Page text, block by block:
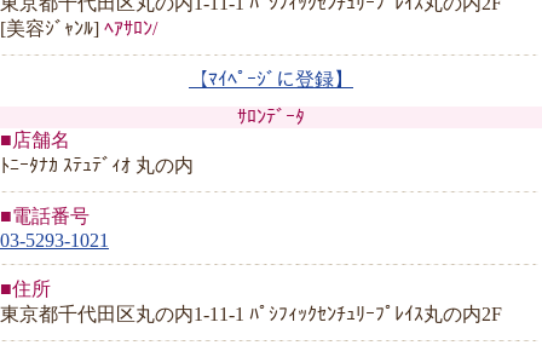
[美容ｼﾞｬﾝﾙ] ﾍｱｻﾛﾝ/
【ﾏｲﾍﾟｰｼﾞに登録】
ｻﾛﾝﾃﾞｰﾀ
■店舗名
ﾄﾆｰﾀﾅｶ ｽﾃｭﾃﾞｨｵ 丸の内
■電話番号
03-5293-1021
■住所
東京都千代田区丸の内1-11-1 ﾊﾟｼﾌｨｯｸｾﾝﾁｭﾘｰﾌﾟﾚｲｽ丸の内2F